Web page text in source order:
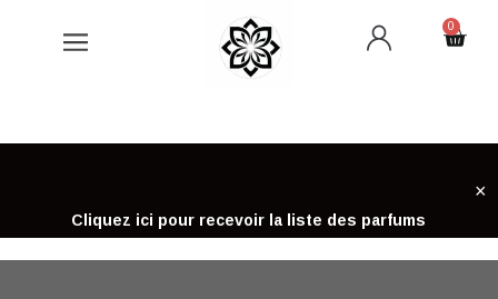
0
Cart
Cliquez ici pour recevoir la liste des parfums
×